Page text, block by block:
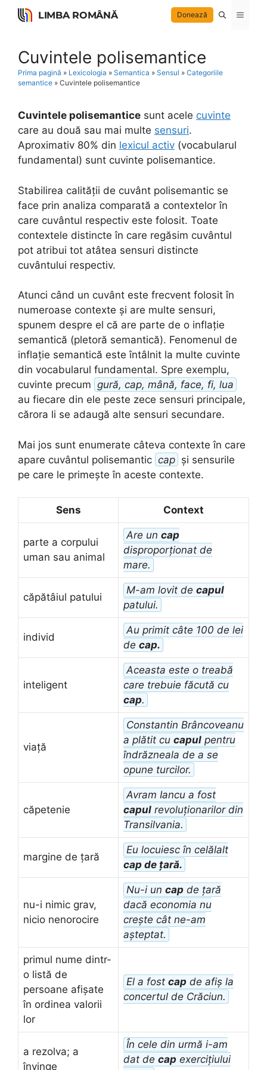
Skip
LIMBA ROMÂNĂ Donează Menu
Cuvintele polisemantice
Prima pagină » Lexicologia » Semantica » Sensul » Categoriile
semantice » Cuvintele polisemantice
Cuvintele polisemantice sunt acele cuvinte
care au două sau mai multe sensuri.
Aproximativ 80% din lexicul activ (vocabularul
fundamental) sunt cuvinte polisemantice.
Stabilirea calității de cuvânt polisemantic se
face prin analiza comparată a contextelor în
care cuvântul respectiv este folosit. Toate
contextele distincte în care regăsim cuvântul
pot atribui tot atâtea sensuri distincte
cuvântului respectiv.
Atunci când un cuvânt este frecvent folosit în
numeroase contexte și are multe sensuri,
spunem despre el că are parte de o inflație
semantică (pletoră semantică). Fenomenul de
inflație semantică este întâlnit la multe cuvinte
din vocabularul fundamental. Spre exemplu,
cuvinte precum gură, cap, mână, face, fi, lua
au fiecare din ele peste zece sensuri principale,
cărora li se adaugă alte sensuri secundare.
Mai jos sunt enumerate câteva contexte în care
apare cuvântul polisemantic cap și sensurile
pe care le primește în aceste contexte.
Sens Context
parte a corpului
uman sau animal
Are un cap
disproporționat de
mare.
căpătâiul patului
M-am lovit de capul
patului.
individ
Au primit câte 100 de lei
de cap.
inteligent
Aceasta este o treabă
care trebuie făcută cu
cap.
viață
Constantin Brâncoveanu
a plătit cu capul pentru
îndrăzneala de a se
opune turcilor.
căpetenie
Avram Iancu a fost
capul revoluționarilor din
Transilvania.
margine de țară
Eu locuiesc în celălalt
cap de țară.
nu-i nimic grav,
nicio nenorocire
Nu-i un cap de țară
dacă economia nu
crește cât ne-am
așteptat.
primul nume dintr-
o listă de
persoane afișate
în ordinea valorii
lor
El a fost cap de afiș la
concertul de Crăciun.
a rezolva; a
învinge
În cele din urmă i-am
dat de cap exercițiului